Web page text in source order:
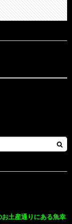
土産通りにある魚幸